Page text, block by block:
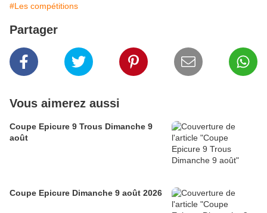
#Les compétitions
Partager
Vous aimerez aussi
Coupe Epicure 9 Trous Dimanche 9
août
Coupe Epicure Dimanche 9 août 2026